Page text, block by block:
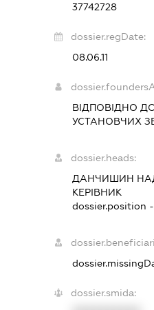
37742728
dossier.regDate:
08.06.11
ВІДПОВІДНО
УСТАНОВЧИХ
dossier.heads:
ДАНЧИШИН
КЕРІВНИК
dossier.position -
dossier.smida: